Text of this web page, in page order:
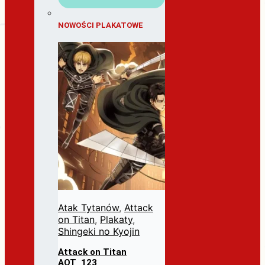
NOWOŚCI PLAKATOWE
Atak Tytanów, Attack
on Titan, Plakaty,
Shingeki no Kyojin
Attack on Titan
AOT_123